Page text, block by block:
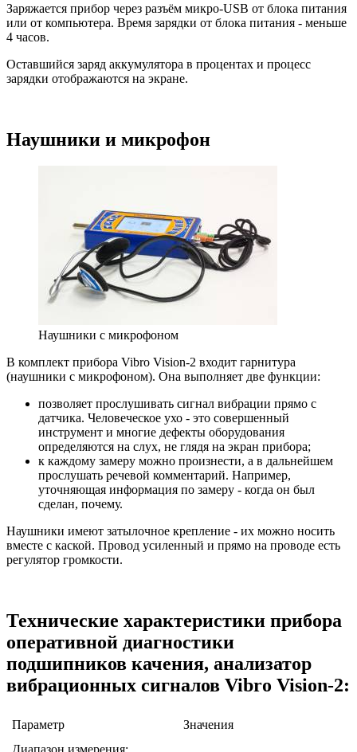
Заряжается прибор через разъём микро-USB от блока питания
или от компьютера. Время зарядки от блока питания - меньше
4 часов.
Оставшийся заряд аккумулятора в процентах и процесс
зарядки отображаются на экране.
Наушники и микрофон
Наушники с микрофоном
В комплект прибора Vibro Vision-2 входит гарнитура
(наушники с микрофоном). Она выполняет две функции:
позволяет прослушивать сигнал вибрации прямо с
датчика. Человеческое ухо - это совершенный
инструмент и многие дефекты оборудования
определяются на слух, не глядя на экран прибора;
к каждому замеру можно произнести, а в дальнейшем
прослушать речевой комментарий. Например,
уточняющая информация по замеру - когда он был
сделан, почему.
Наушники имеют затылочное крепление - их можно носить
вместе с каской. Провод усиленный и прямо на проводе есть
регулятор громкости.
Технические характеристики прибора
оперативной диагностики
подшипников качения, анализатор
вибрационных сигналов Vibro Vision-2:
Параметр
Значения